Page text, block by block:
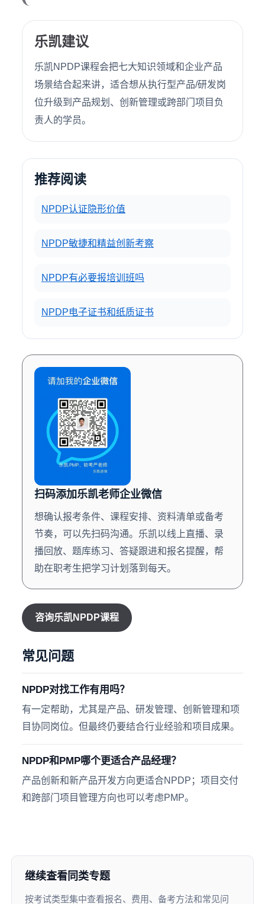
乐凯建议
乐凯NPDP课程会把七大知识领域和企业产品
场景结合起来讲，适合想从执行型产品/研发岗
位升级到产品规划、创新管理或跨部门项目负
责人的学员。
推荐阅读
NPDP认证隐形价值
NPDP敏捷和精益创新考察
NPDP有必要报培训班吗
NPDP电子证书和纸质证书
扫码添加乐凯老师企业微信
想确认报考条件、课程安排、资料清单或备考
节奏，可以先扫码沟通。乐凯以线上直播、录
播回放、题库练习、答疑跟进和报名提醒，帮
助在职考生把学习计划落到每天。
咨询乐凯NPDP课程
常见问题
NPDP对找工作有用吗？
有一定帮助，尤其是产品、研发管理、创新管理和项
目协同岗位。但最终仍要结合行业经验和项目成果。
NPDP和PMP哪个更适合产品经理？
产品创新和新产品开发方向更适合NPDP；项目交付
和跨部门项目管理方向也可以考虑PMP。
继续查看同类专题
按考试类型集中查看报名、费用、备考方法和常见问